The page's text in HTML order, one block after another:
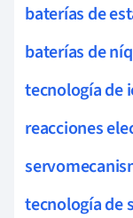
baterías de
baterías de
tecnología de
reacciones
tecnología de